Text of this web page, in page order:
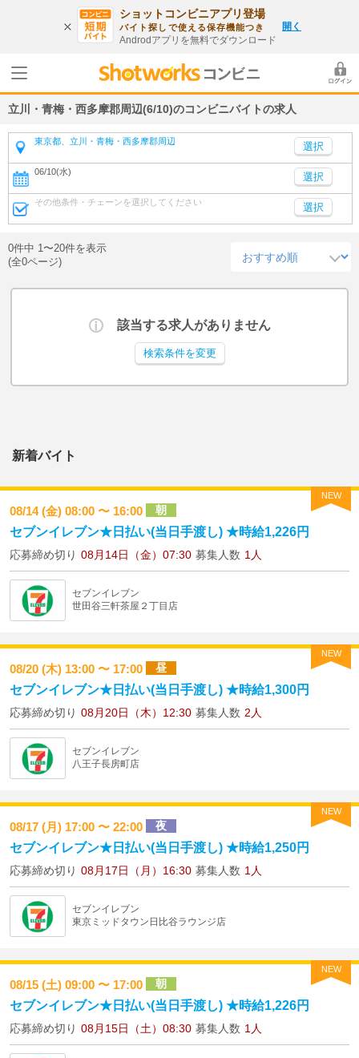
ショットコンビニアプリ登場
バイト探しで使える保存機能つき
Androdアプリを無料でダウンロード
開く
立川・青梅・西多摩郡周辺(6/10)のコンビニバイトの求人
東京都、立川・青梅・西多摩郡周辺
06/10(水) 選択
その他条件・チェーンを選択してください 選択
0件中 1〜20件を表示
(全0ページ)
該当する求人がありません
検索条件を変更
新着バイト
NEW
08/14 (金) 08:00 〜 16:00 朝
セブンイレブン★日払い(当日手渡し) ★時給1,226円
応募締め切り 08月14日（金）07:30 募集人数 1人
セブンイレブン
世田谷三軒茶屋２丁目店
NEW
08/20 (木) 13:00 〜 17:00 昼
セブンイレブン★日払い(当日手渡し) ★時給1,300円
応募締め切り 08月20日（木）12:30 募集人数 2人
セブンイレブン
八王子長房町店
NEW
08/17 (月) 17:00 〜 22:00 夜
セブンイレブン★日払い(当日手渡し) ★時給1,250円
応募締め切り 08月17日（月）16:30 募集人数 1人
セブンイレブン
東京ミッドタウン日比谷ラウンジ店
NEW
08/15 (土) 09:00 〜 17:00 朝
セブンイレブン★日払い(当日手渡し) ★時給1,226円
応募締め切り 08月15日（土）08:30 募集人数 1人